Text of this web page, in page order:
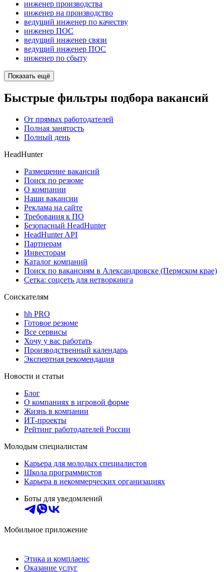
инженер производства
инженер на производство
ведущий инженер по качеству
инженер ПОС
ведущий инженер связи
ведущий инженер ПОС
инженер по сбыту
Показать ещё
Быстрые фильтры подбора вакансий
От прямых работодателей
Полная занятость
Полный день
HeadHunter
Размещение вакансий
Поиск по резюме
О компании
Наши вакансии
Реклама на сайте
Требования к ПО
Безопасный HeadHunter
HeadHunter API
Партнерам
Инвесторам
Каталог компаний
Поиск по вакансиям в Александровске (Пермском крае)
Сетка: соцсеть для нетворкинга
Соискателям
hh PRO
Готовое резюме
Все сервисы
Хочу у вас работать
Производственный календарь
Экспертная рекомендация
Новости и статьи
Блог
О компаниях в игровой форме
Жизнь в компании
ИТ-проекты
Рейтинг работодателей России
Молодым специалистам
Карьера для молодых специалистов
Школа программистов
Карьера в некоммерческих организациях
Боты для уведомлений
Мобильное приложение
Этика и комплаенс
Оказание услуг